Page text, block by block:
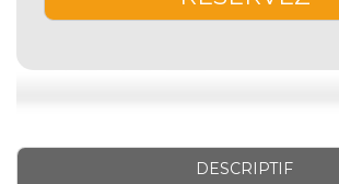
DESCRIPTIF